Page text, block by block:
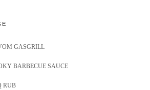
GASGRILL
BARBECUE SAUCE
RUB